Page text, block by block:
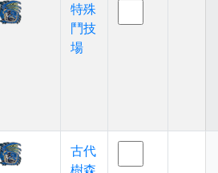
特殊
鬥技
場
古代
樹森